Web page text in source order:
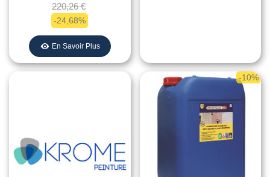
220,26 €
-24,68%
En Savoir Plus
-10%